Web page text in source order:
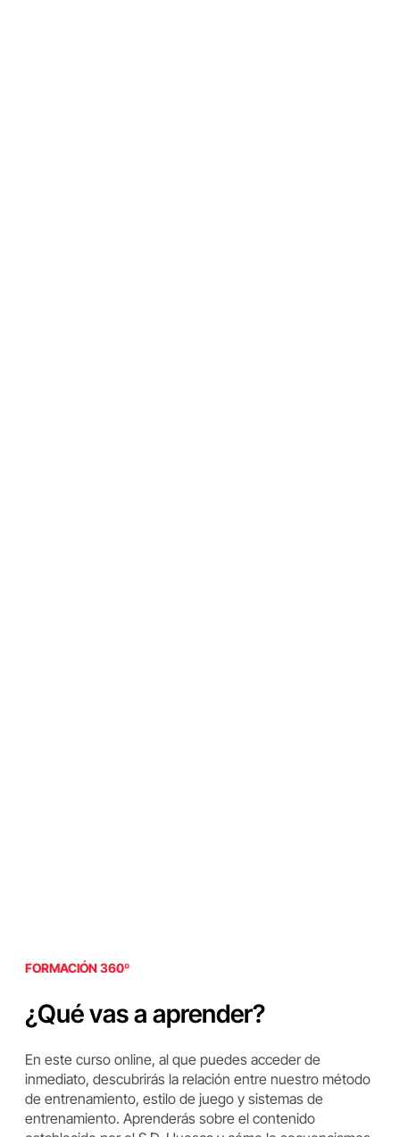
FORMACIÓN 360º
¿Qué vas a aprender?
En este curso online, al que puedes acceder de
inmediato, descubrirás la relación entre nuestro método
de entrenamiento, estilo de juego y sistemas de
entrenamiento. Aprenderás sobre el contenido